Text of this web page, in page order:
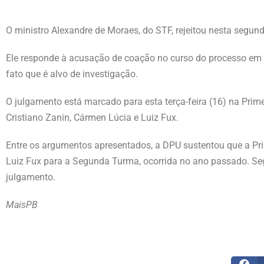
O ministro Alexandre de Moraes, do STF, rejeitou nesta
Ele responde à acusação de coação no curso do processo
fato que é alvo de investigação.
O julgamento está marcado para esta terça-feira (16) na
Cristiano Zanin, Cármen Lúcia e Luiz Fux.
Entre os argumentos apresentados, a DPU sustentou que a
Luiz Fux para a Segunda Turma, ocorrida no ano passado.
julgamento.
MaisPB